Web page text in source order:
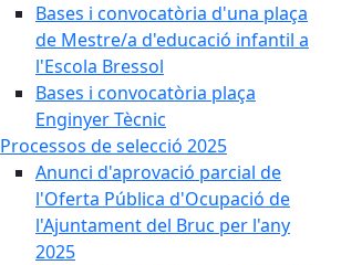
Bases i convocatòria d'una plaça
de Mestre/a d'educació infantil a
l'Escola Bressol
Bases i convocatòria plaça
Enginyer Tècnic
Processos de selecció 2025
Anunci d'aprovació parcial de
l'Oferta Pública d'Ocupació de
l'Ajuntament del Bruc per l'any
2025